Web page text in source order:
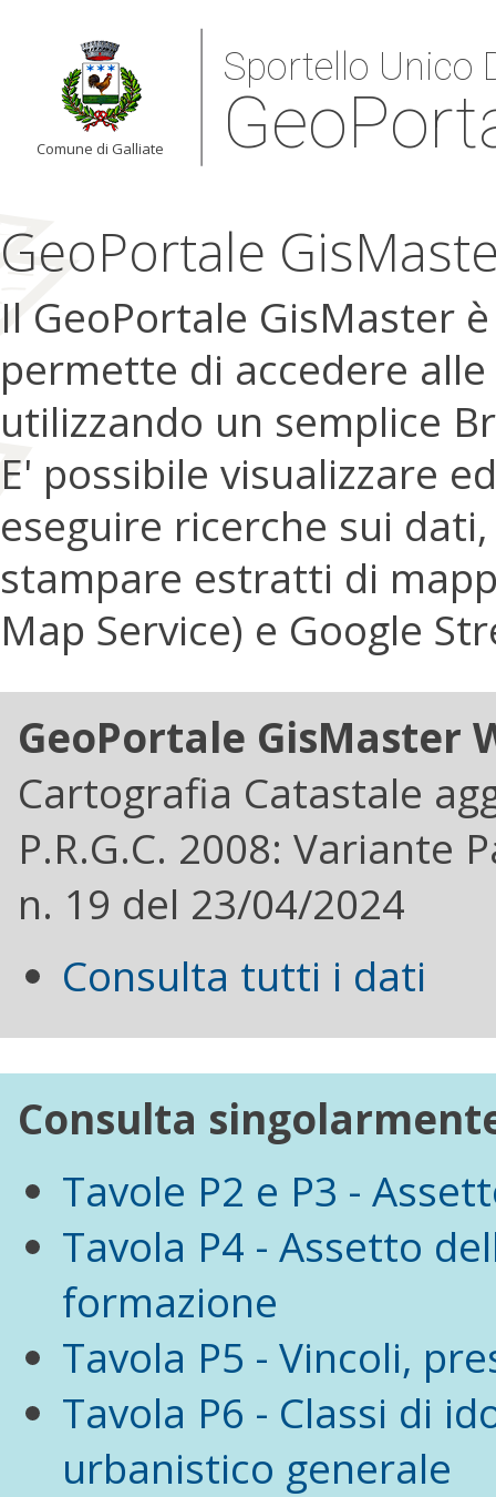
Comune di Galliate
Sportello Unico
GeoPortale
Il GeoPortale GisMaster
permette di accedere
utilizzando un semplice
E' possibile visualizzare
eseguire ricerche sui
stampare estratti di
Map Service) e Google
GeoPortale GisMaster
Cartografia Catastale
P.R.G.C. 2008: Variante
n. 19 del 23/04/2024
Consulta tutti i dati
Consulta
Tavole P2 e P3 -
Tavola P4 - Assetto
formazione
Tavola P5 - Vincoli,
Tavola P6 - Classi di
urbanistico generale